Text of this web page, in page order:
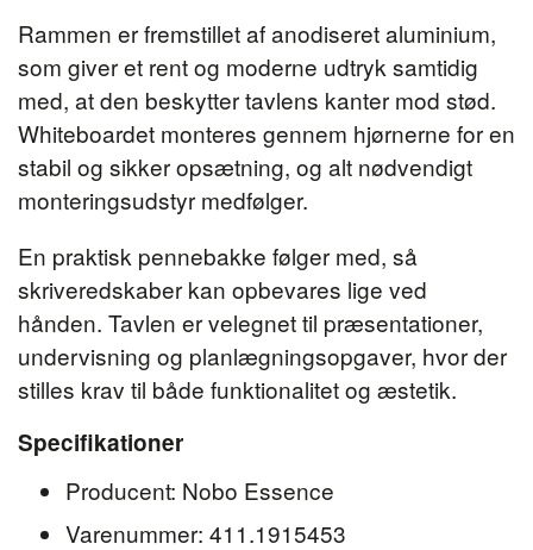
Rammen er fremstillet af anodiseret aluminium,
som giver et rent og moderne udtryk samtidig
med, at den beskytter tavlens kanter mod stød.
Whiteboardet monteres gennem hjørnerne for en
stabil og sikker opsætning, og alt nødvendigt
monteringsudstyr medfølger.
En praktisk pennebakke følger med, så
skriveredskaber kan opbevares lige ved
hånden. Tavlen er velegnet til præsentationer,
undervisning og planlægningsopgaver, hvor der
stilles krav til både funktionalitet og æstetik.
Specifikationer
Producent: Nobo Essence
Varenummer: 411.1915453